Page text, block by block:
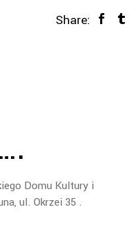
Share:
Domu Kultury i
ul. Okrzei 35 .